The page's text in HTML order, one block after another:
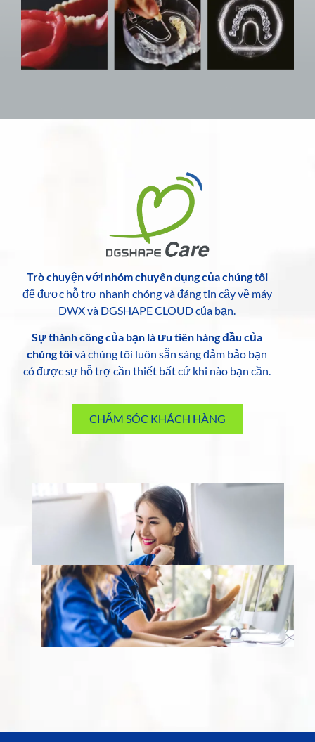
Trò chuyện với nhóm chuyên dụng của chúng tôi
để được hỗ trợ nhanh chóng và đáng tin cậy về máy
DWX và DGSHAPE CLOUD của bạn.
Sự thành công của bạn là ưu tiên hàng đầu của
chúng tôivà chúng tôi luôn sẵn sàng đảm bảo bạn
có được sự hỗ trợ cần thiết bất cứ khi nào bạn cần.
CHĂM SÓC KHÁCH HÀNG